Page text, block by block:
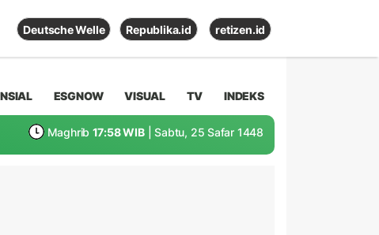
Deutsche Welle Republika.id retizen.id
ESGNOW VISUAL TV INDEKS
Maghrib 17:58 WIB | Sabtu, 25 Safar 1448